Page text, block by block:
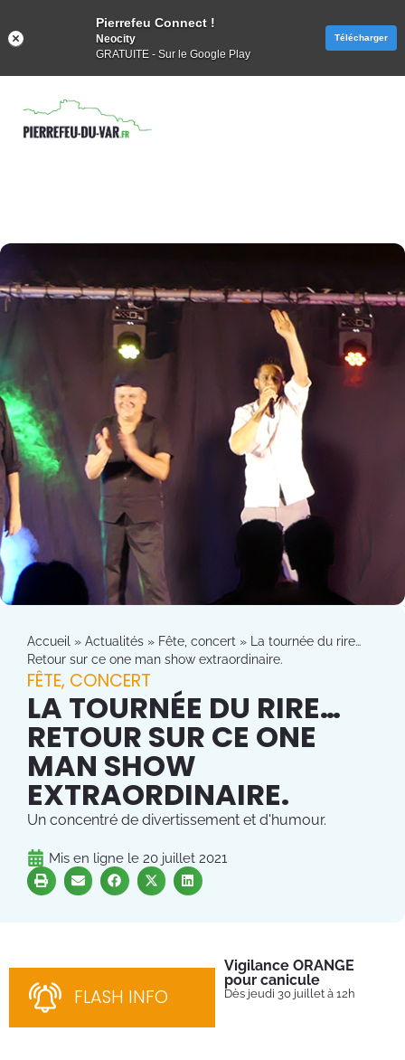
Accueil » Actualités » Fête, concert » La tournée du rire…
Retour sur ce one man show extraordinaire.
FÊTE, CONCERT
LA TOURNÉE DU RIRE…
RETOUR SUR CE ONE
MAN SHOW
EXTRAORDINAIRE.
Un concentré de divertissement et d'humour.
Mis en ligne le 20 juillet 2021
FLASH INFO
Vigilance ORANGE
pour canicule
Dès jeudi 30 juillet à 12h
Pierrefeu Connect !
Neocity
GRATUITE - Sur le Google Play
Télécharger